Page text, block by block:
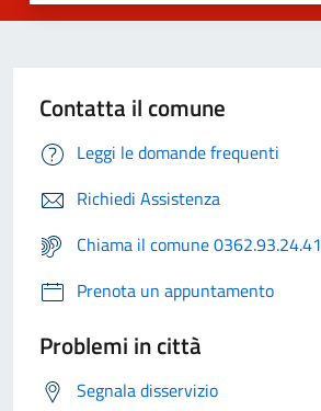
Contatta il comune
Leggi le domande frequenti
Richiedi Assistenza
Chiama il comune 0362.93.24.41
Prenota un appuntamento
Problemi in città
Segnala disservizio